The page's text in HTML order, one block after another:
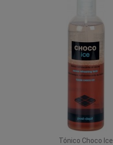
Tónico Choco Ice